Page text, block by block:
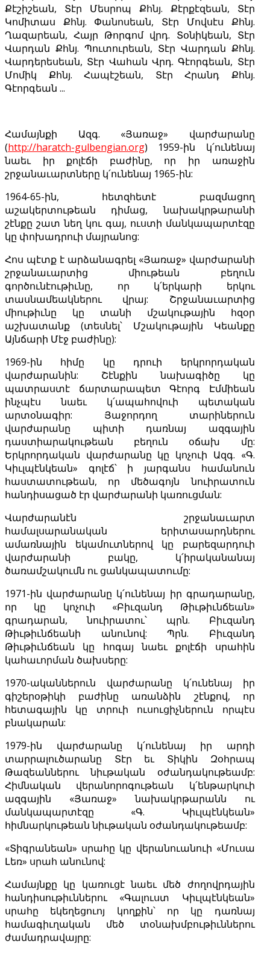
Քէշիշեան, Տէր Մեսրոպ Քհնյ. Քէրքէզեան, Տէր
Կոմիտաս Քհնյ. Փանոսեան, Տէր Մովսէս Քհնյ.
Ղազարեան, Հայր Թորգոմ վրդ. Տօնիկեան, Տէր
Վարդան Քհնյ. Պուտուրեան, Տէր Վարդան Քհնյ.
Վարդերեսեան, Տէր Վահան Վրդ. Գէորգեան, Տէր
Մոմիկ Քհնյ. Հապէշեան, Տէր Հրանդ Քհնյ.
Գէորգեան ...
Համայնքի Ազգ. «Յառաջ» վարժարանը
(http://haratch-gulbengian.org) 1959-ին կ՛ունենայ
նաեւ իր քոլէճի բաժինը, որ իր առաջին
շրջանաւարտները կ՛ունենայ 1965-ին:
1964-65-ին, հետզհետէ բազմացող
աշակերտութեան դիմաց, նախակրթարանի
շէնքը շատ նեղ կու գայ, ուստի մանկապարտէզը
կը փոխադրուի մայրանոց:
Հոս պէտք է արձանագրել «Յառաջ» վարժարանի
շրջանաւարտից միութեան բեղուն
գործունէութիւնը, որ կ՛երկարի երկու
տասնամեակներու վրայ: Շրջանաւարտից
միութիւնը կը տանի մշակութային հզօր
աշխատանք (տեսնել՝ Մշակութային Կեանքը
Այնճարի Մէջ բաժինը):
1969-ին հիմը կը դրուի երկրորդական
վարժարանին: Շէնքին նախագիծը կը
պատրաստէ ճարտարապետ Գէորգ Էմմիեան
ինչպէս նաեւ կ՛ապահովուի պետական
արտօնագիր: Յաջորդող տարիներուն
վարժարանը պիտի դառնայ ազգային
դաստիարակութեան բեղուն օճախ մը:
Երկրորդական վարժարանը կը կոչուի Ազգ. «Գ.
Կիւլպէնկեան» գոլէճ՝ ի յարգանս համանուն
հաստատութեան, որ մեծագոյն նուիրատուն
հանդիսացած էր վարժարանի կառուցման:
Վարժարանէն շրջանաւարտ
համալսարանական երիտասարդներու
ամառնային եկամուտներով կը բարեզարդուի
վարժարանի բակը, կ՛իրականանայ
ծառամշակումն ու ցանկապատումը:
1971-ին վարժարանը կ՛ունենայ իր գրադարանը,
որ կը կոչուի «Բիւզանդ Թիւթիւնճեան»
գրադարան, նուիրատու՝ պրն. Բիւզանդ
Թիւթիւնճեանի անունով: Պրն. Բիւզանդ
Թիւթիւնճեան կը հոգայ նաեւ քոլէճի սրահին
կահաւորման ծախսերը:
1970-ականներուն վարժարանը կ՛ունենայ իր
գիշերօթիկի բաժինը առանձին շէնքով, որ
հետագային կը տրուի ուսուցիչներուն որպէս
բնակարան:
1979-ին վարժարանը կ՛ունենայ իր արդի
տարրալուծարանը Տէր եւ Տիկին Զօհրապ
Թազեաններու նիւթական օժանդակութեամբ:
Հիմնական վերանորոգութեան կ՛ենթարկուի
ազգային «Յառաջ» նախակրթարանն ու
մանկապարտէզը «Գ. Կիւլպէնկեան»
հիմնարկութեան նիւթական օժանդակութեամբ:
«Տիգրանեան» սրահը կը վերանուանուի «Մուսա
Լեռ» սրահ անունով:
Համայնքը կը կառուցէ նաեւ մեծ ժողովրդային
հանդիսութիւններու «Գալուստ Կիւլպէնկեան»
սրահը եկեղեցուոյ կողքին՝ որ կը դառնայ
համագիւղական մեծ տօնախմբութիւններու
ժամադրավայրը: